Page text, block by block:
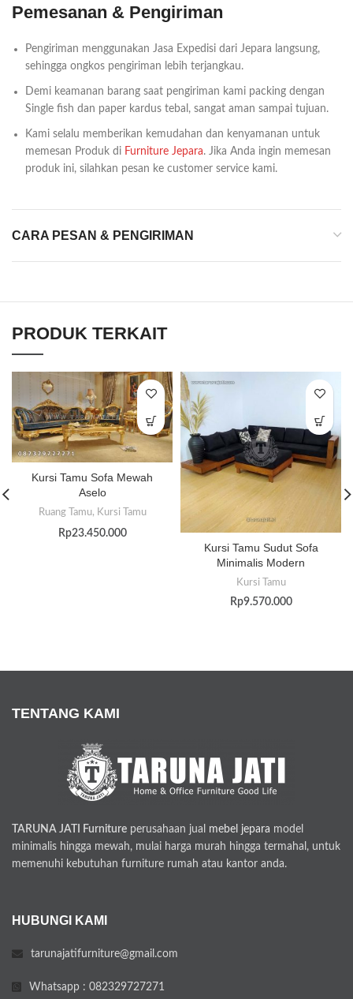
Pemesanan & Pengiriman
Pengiriman menggunakan Jasa Expedisi dari Jepara langsung,
sehingga ongkos pengiriman lebih terjangkau.
Demi keamanan barang saat pengiriman kami packing dengan
Single fish dan paper kardus tebal, sangat aman sampai tujuan.
Kami selalu memberikan kemudahan dan kenyamanan untuk
memesan Produk di Furniture Jepara. Jika Anda ingin memesan
produk ini, silahkan pesan ke customer service kami.
CARA PESAN & PENGIRIMAN
PRODUK TERKAIT
Kursi Tamu Sofa Mewah
Aselo
Ruang Tamu, Kursi Tamu
Rp23.450.000
Kursi Tamu Sudut Sofa
Minimalis Modern
Kursi Tamu
Rp9.570.000
TENTANG KAMI
TARUNA JATI Furniture perusahaan jual mebel jepara model
minimalis hingga mewah, mulai harga murah hingga termahal, untuk
memenuhi kebutuhan furniture rumah atau kantor anda.
HUBUNGI KAMI
tarunajatifurniture@gmail.com
Whatsapp : 082329727271